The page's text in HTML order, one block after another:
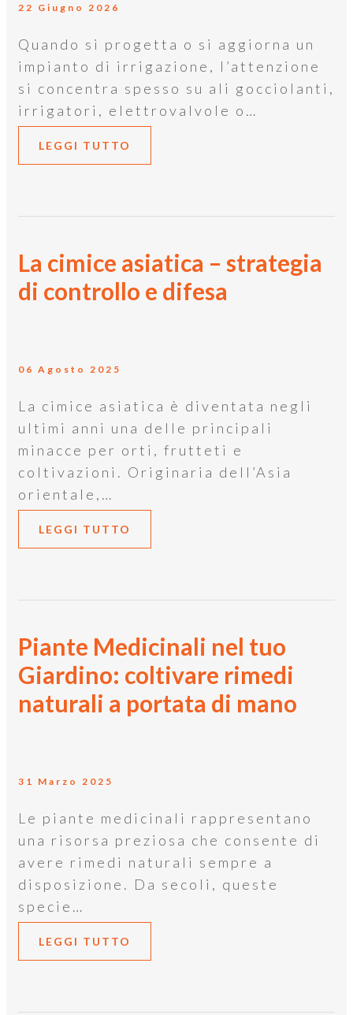
22 Giugno 2026
Quando si progetta o si aggiorna un
impianto di irrigazione, l’attenzione
si concentra spesso su ali gocciolanti,
irrigatori, elettrovalvole o…
LEGGI TUTTO
La cimice asiatica – strategia
di controllo e difesa
06 Agosto 2025
La cimice asiatica è diventata negli
ultimi anni una delle principali
minacce per orti, frutteti e
coltivazioni. Originaria dell’Asia
orientale,…
LEGGI TUTTO
Piante Medicinali nel tuo
Giardino: coltivare rimedi
naturali a portata di mano
31 Marzo 2025
Le piante medicinali rappresentano
una risorsa preziosa che consente di
avere rimedi naturali sempre a
disposizione. Da secoli, queste
specie…
LEGGI TUTTO